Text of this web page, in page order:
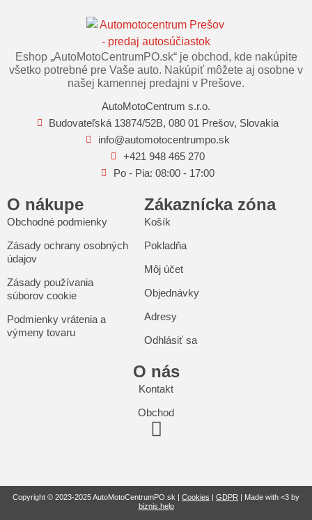
Eshop „AutoMotoCentrumPO.sk“ je obchod, kde nakúpite
všetko potrebné pre Vaše auto. Nakúpiť môžete aj osobne v
našej kamennej predajni v Prešove.
AutoMotoCentrum s.r.o.
Budovateľská 13874/52B, 080 01 Prešov, Slovakia
info@automotocentrumpo.sk
+421 948 465 270
Po - Pia: 08:00 - 17:00
O nákupe
Obchodné podmienky
Zásady ochrany osobných
údajov
Zásady používania
súborov cookie
Podmienky vrátenia a
výmeny tovaru
Zákaznícka zóna
Košík
Pokladňa
Môj účet
Objednávky
Adresy
Odhlásiť sa
O nás
Kontakt
Obchod
Copyright © 2023-2025 AutoMotoCentrumPO.sk | Cookies GDPR | Made with <3 by
biznis.help